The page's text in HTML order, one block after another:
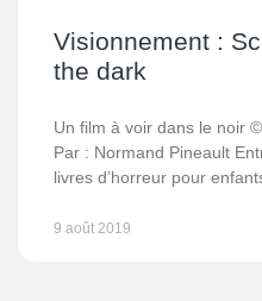
Visionnement :
the dark
Un film à voir dans le noir
Par : Normand Pineault
livres d’horreur pour
9 août 2019